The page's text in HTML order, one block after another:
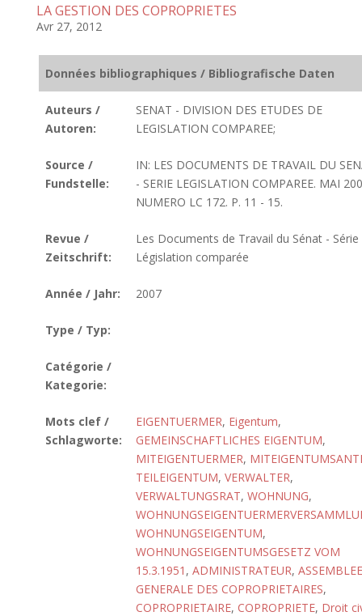
LA GESTION DES COPROPRIETES
Avr 27, 2012
Données bibliographiques / Bibliografische Daten
Auteurs /
Autoren:
SENAT - DIVISION DES ETUDES DE
LEGISLATION COMPAREE;
Source /
Fundstelle:
IN: LES DOCUMENTS DE TRAVAIL DU
- SERIE LEGISLATION COMPAREE. MAI
NUMERO LC 172. P. 11 - 15.
Revue /
Zeitschrift:
Les Documents de Travail du Sénat - Série
Législation comparée
Année / Jahr: 2007
Type / Typ:
Catégorie /
Kategorie:
Mots clef /
Schlagworte:
EIGENTUERMER, Eigentum,
GEMEINSCHAFTLICHES EIGENTUM,
MITEIGENTUERMER,
TEILEIGENTUM, VERWALTER,
VERWALTUNGSRAT, WOHNUNG,
WOHNUNGSEIGENTUM,
WOHNUNGSEIGENTUMSGESETZ VOM
15.3.1951 , ADMINISTRATEUR, ASSEMBLEE
GENERALE DES COPROPRIETAIRES,
COPROPRIETAIRE, COPROPRIETE, Droit